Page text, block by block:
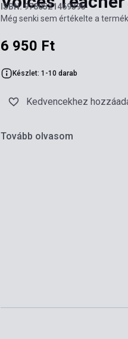
ISBN: 9780521469395
Még senki sem értékelte a
6 950 Ft
Készlet: 1-10 darab
Kedvencekhez
Tovább olvasom